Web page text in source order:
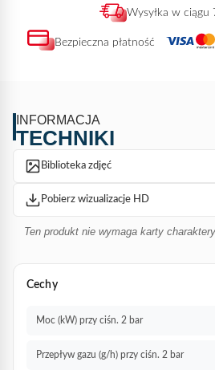
Wysyłka w ciągu
Bezpieczna płatność
INFORMACJA
TECHNIKI
Biblioteka zdjęć
Pobierz wizualizacje HD
Ten produkt nie wymaga karty
Cechy
Moc (kW) przy ciśn. 2 bar
Przepływ gazu (g/h) przy ciśn. 2 bar